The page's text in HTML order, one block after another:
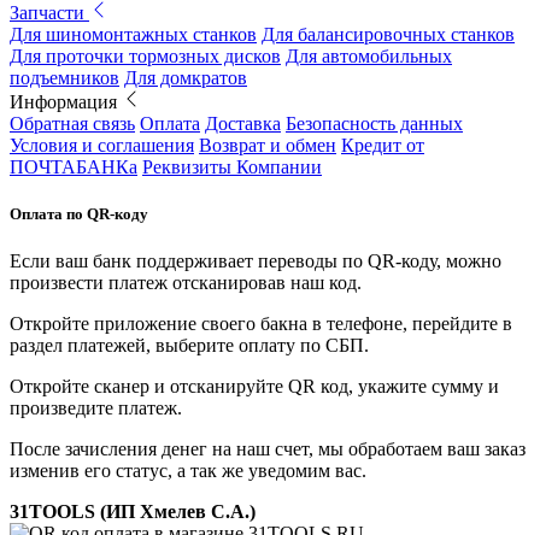
Запчасти
Для шиномонтажных станков Для балансировочных станков
Для проточки тормозных дисков Для автомобильных
подъемников Для домкратов
Информация
Обратная связь Оплата Доставка Безопасность данных
Условия и соглашения Возврат и обмен Кредит от
ПОЧТАБАНКа Реквизиты Компании
Оплата по QR-коду
Если ваш банк поддерживает переводы по QR-коду, можно
произвести платеж отсканировав наш код.
Откройте приложение своего бакна в телефоне, перейдите в
раздел платежей, выберите оплату по СБП.
Откройте сканер и отсканируйте QR код, укажите сумму и
произведите платеж.
После зачисления денег на наш счет, мы обработаем ваш заказ
изменив его статус, а так же уведомим вас.
31TOOLS (ИП Хмелев С.А.)